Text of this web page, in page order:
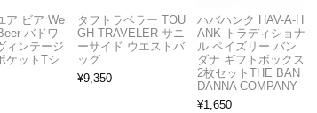
ア ビア We
バドワ
ィンテージ
ケットTシ
タフトラベラー TOU
GH TRAVELER サニ
ーサイド ウエストバ
ッグ
¥9,350
ハバハンク HAV-A-H
ANK トラディショナ
ル ペイズリー バン
ダナ ギフトボックス
2枚セットTHE BAN
DANNA COMPANY
¥1,650